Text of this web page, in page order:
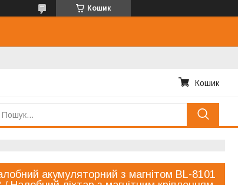
Кошик
Кошик
акумуляторний з магнітом BL-8101